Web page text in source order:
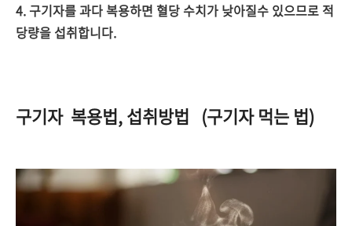
4. 구기자를 과다 복용하면 혈당 수치가 낮아질수 있으므로 적
당량을 섭취합니다.
구기자 복용법, 섭취방법 (구기자 먹는 법)